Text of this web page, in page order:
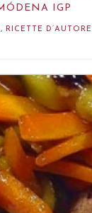
IGP
, RICETTE D’AUTORE